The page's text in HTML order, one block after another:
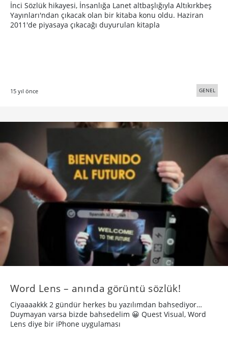
İnci Sözlük hikayesi, İnsanlığa Lanet altbaşlığıyla Altıkırkbeş
Yayınları'ndan çıkacak olan bir kitaba konu oldu. Haziran
2011'de piyasaya çıkacağı duyurulan kitapla
15 yıl önce GENEL
Word Lens – anında görüntü sözlük!
Ciyaaaakkk 2 gündür herkes bu yazılımdan bahsediyor…
Duymayan varsa bizde bahsedelim 😀 Quest Visual, Word
Lens diye bir iPhone uygulaması